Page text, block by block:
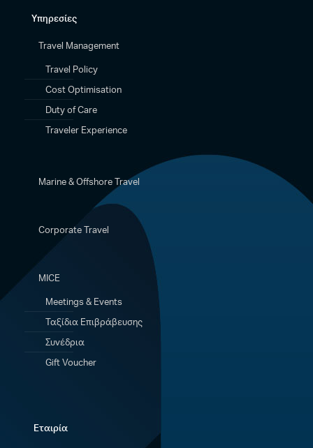
Υπηρεσίες
Travel Management
Travel Policy
Cost Optimisation
Duty of Care
Traveler Experience
Marine & Offshore Travel
Corporate Travel
MICE
Meetings & Events
Ταξίδια Eπιβράβευσης
Συνέδρια
Gift Voucher
Εταιρία